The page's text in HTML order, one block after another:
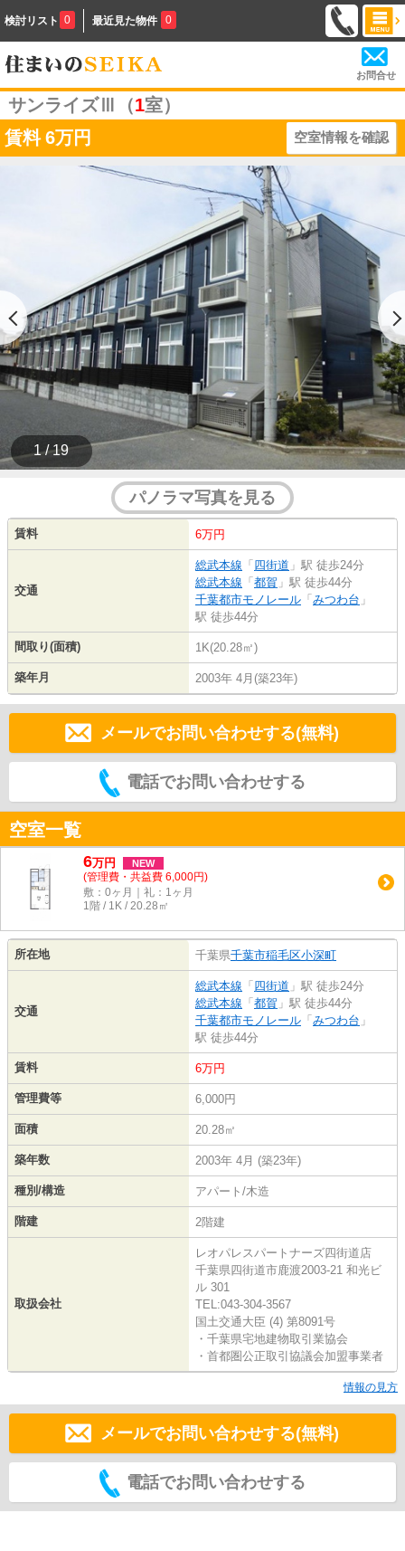
検討リスト 0 最近見た物件 0
お問合せ
サンライズⅢ（1室）
賃料 6万円 空室情報を確認
1 / 19
パノラマ写真を見る
賃料 6万円
交通
総武本線 「 四街道 」駅 徒歩24分
総武本線 「 都賀 」駅 徒歩44分
千葉都市モノレール 「 みつわ台 」
駅 徒歩44分
間取り(面積) 1K(20.28㎡)
築年月 2003年 4月(築23年)
メールでお問い合わせする(無料)
電話でお問い合わせする
空室一覧
6万円 NEW
(管理費・共益費 6,000円)
敷：0ヶ月｜礼：1ヶ月
1階 / 1K / 20.28㎡
所在地 千葉県千葉市稲毛区小深町
交通
総武本線 「 四街道 」駅 徒歩24分
総武本線 「 都賀 」駅 徒歩44分
千葉都市モノレール 「 みつわ台 」
駅 徒歩44分
賃料 6万円
管理費等 6,000円
面積 20.28㎡
築年数 2003年 4月 (築23年)
種別/構造 アパート/木造
階建 2階建
取扱会社
レオパレスパートナーズ四街道店
千葉県四街道市鹿渡2003-21 和光ビ
ル 301
TEL:043-304-3567
国土交通大臣 (4) 第8091号
・千葉県宅地建物取引業協会
・首都圏公正取引協議会加盟事業者
情報の見方
メールでお問い合わせする(無料)
電話でお問い合わせする